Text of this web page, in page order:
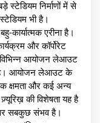
स्टेडियम निर्माणों में से
भी है।
एरीना है।
और कॉर्पोरेट
विभिन्न आयोजन लेआउट
है। आयोजन लेआउट के
क्षमता और कई अन्य
की विशेषता यह है
सबकुछ संभव है।